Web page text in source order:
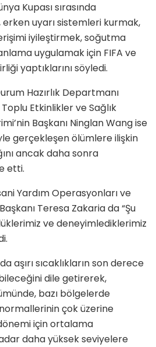
Kupası sırasında
erken uyarı sistemleri kurmak,
iyileştirmek, soğutma
uygulamak için FIFA ve
yaptıklarını söyledi.
Hazırlık Departmanı
Etkinlikler ve Sağlık
Başkanı Ninglan Wang ise
gerçekleşen ölümlere ilişkin
ancak daha sonra
etti.
Yardım Operasyonları ve
Teresa Zakaria da “Şu
ve deneyimlediklerimiz
aşırı sıcaklıkların son derece
dile getirerek,
bazı bölgelerde
çok üzerine
dönemi için ortalama
daha yüksek seviyelere